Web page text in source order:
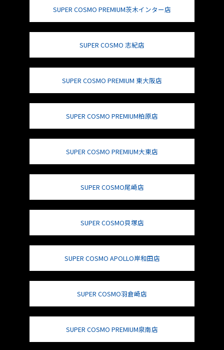
SUPER COSMO PREMIUM茨木インター店
SUPER COSMO 志紀店
SUPER COSMO PREMIUM 東大阪店
SUPER COSMO PREMIUM柏原店
SUPER COSMO PREMIUM大東店
SUPER COSMO尾崎店
SUPER COSMO貝塚店
SUPER COSMO APOLLO岸和田店
SUPER COSMO羽倉崎店
SUPER COSMO PREMIUM泉南店